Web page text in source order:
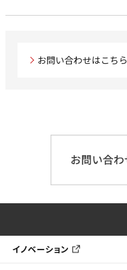
お問い合わせはこちら
イノベーション